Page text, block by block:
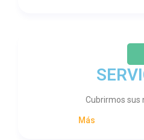
Cubrirmos sus
Más